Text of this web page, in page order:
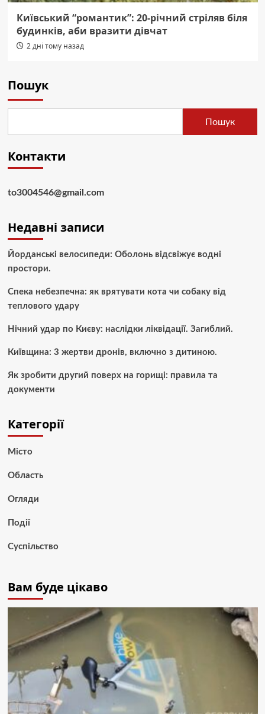
Київський “романтик”: 20-річний стріляв біля
будинків, аби вразити дівчат
2 дні тому назад
Пошук
Пошук
Контакти
to3004546@gmail.com
Недавні записи
Йорданські велосипеди: Оболонь відсвіжує водні
простори.
Спека небезпечна: як врятувати кота чи собаку від
теплового удару
Нічний удар по Києву: наслідки ліквідації. Загиблий.
Київщина: 3 жертви дронів, включно з дитиною.
Як зробити другий поверх на горищі: правила та
документи
Категорії
Місто
Область
Огляди
Події
Суспільство
Вам буде цікаво